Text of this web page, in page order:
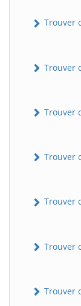
Trouver
Trouver
Trouver
Trouver
Trouver
Trouver
Trouver